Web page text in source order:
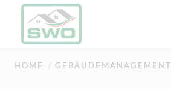
rathaus
HOME GEBÄUDEMANAGEMENT